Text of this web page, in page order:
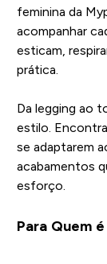
feminina da
acompanhar
esticam,
prática.
Da legging ao
estilo.
se adaptarem
acabamentos
esforço.
Para Quem